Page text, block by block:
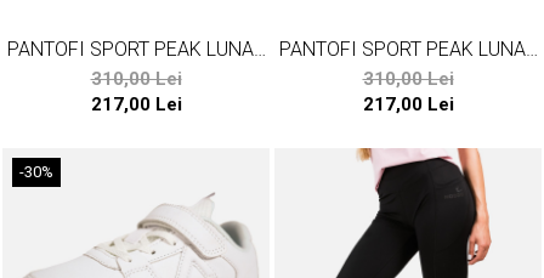
PANTOFI SPORT PEAK LUNAR
ROCK ALB FEMININ
310,00 Lei
217,00 Lei
PANTOFI SPORT PEAK LUNAR
ROCK GRI MASCULIN
310,00 Lei
217,00 Lei
-30%